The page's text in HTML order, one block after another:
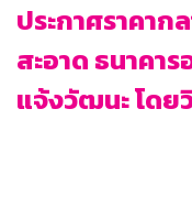
ประกาศราคาก
สะอาด ธนาคา
แจ้งวัฒนะ โดย